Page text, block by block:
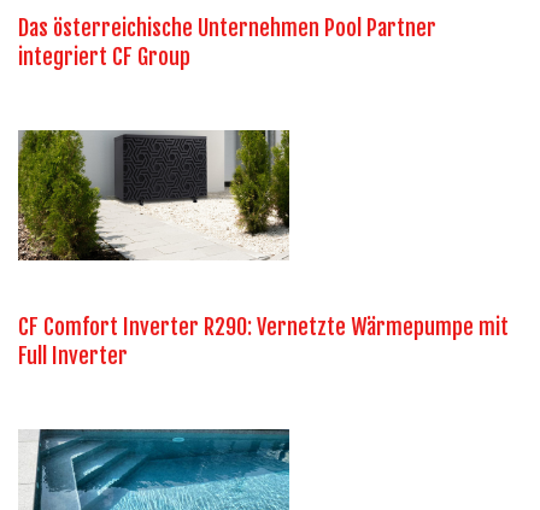
Das österreichische Unternehmen Pool Partner
integriert CF Group
CF Comfort Inverter R290: Vernetzte Wärmepumpe mit
Full Inverter